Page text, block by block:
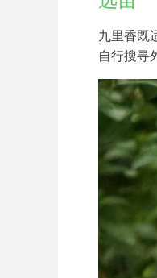
九里香既
自行搜寻